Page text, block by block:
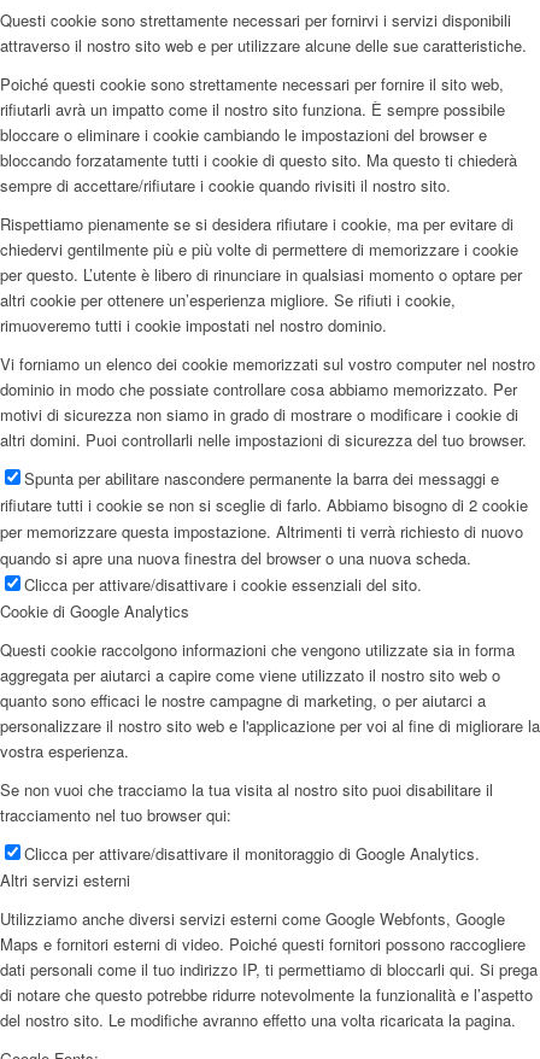
Questi cookie sono strettamente necessari per fornirvi i servizi disponibili
attraverso il nostro sito web e per utilizzare alcune delle sue caratteristiche.
Poiché questi cookie sono strettamente necessari per fornire il sito web,
rifiutarli avrà un impatto come il nostro sito funziona. È sempre possibile
bloccare o eliminare i cookie cambiando le impostazioni del browser e
bloccando forzatamente tutti i cookie di questo sito. Ma questo ti chiederà
sempre di accettare/rifiutare i cookie quando rivisiti il nostro sito.
Rispettiamo pienamente se si desidera rifiutare i cookie, ma per evitare di
chiedervi gentilmente più e più volte di permettere di memorizzare i cookie
per questo. L’utente è libero di rinunciare in qualsiasi momento o optare per
altri cookie per ottenere un’esperienza migliore. Se rifiuti i cookie,
rimuoveremo tutti i cookie impostati nel nostro dominio.
Vi forniamo un elenco dei cookie memorizzati sul vostro computer nel nostro
dominio in modo che possiate controllare cosa abbiamo memorizzato. Per
motivi di sicurezza non siamo in grado di mostrare o modificare i cookie di
altri domini. Puoi controllarli nelle impostazioni di sicurezza del tuo browser.
Spunta per abilitare nascondere permanente la barra dei messaggi e
rifiutare tutti i cookie se non si sceglie di farlo. Abbiamo bisogno di 2 cookie
per memorizzare questa impostazione. Altrimenti ti verrà richiesto di nuovo
quando si apre una nuova finestra del browser o una nuova scheda.
Clicca per attivare/disattivare i cookie essenziali del sito.
Cookie di Google Analytics
Questi cookie raccolgono informazioni che vengono utilizzate sia in forma
aggregata per aiutarci a capire come viene utilizzato il nostro sito web o
quanto sono efficaci le nostre campagne di marketing, o per aiutarci a
personalizzare il nostro sito web e l'applicazione per voi al fine di migliorare la
vostra esperienza.
Se non vuoi che tracciamo la tua visita al nostro sito puoi disabilitare il
tracciamento nel tuo browser qui:
Clicca per attivare/disattivare il monitoraggio di Google Analytics.
Altri servizi esterni
Utilizziamo anche diversi servizi esterni come Google Webfonts, Google
Maps e fornitori esterni di video. Poiché questi fornitori possono raccogliere
dati personali come il tuo indirizzo IP, ti permettiamo di bloccarli qui. Si prega
di notare che questo potrebbe ridurre notevolmente la funzionalità e l’aspetto
del nostro sito. Le modifiche avranno effetto una volta ricaricata la pagina.